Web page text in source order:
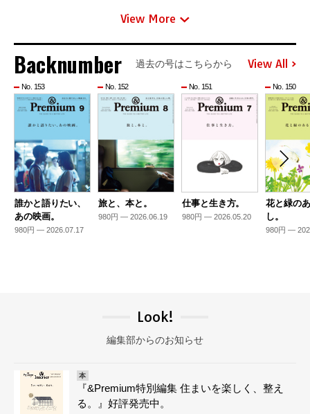
View More
Backnumber 過去の号はこちらから View All
No. 153
誰かと語りたい、
あの映画。
980円 — 2026.07.17
No. 152
旅と、本と。
980円 — 2026.06.19
No. 151
仕事と生き方。
980円 — 2026.05.20
No. 150
花と緑の
し。
980円 —
Look!
編集部からのお知らせ
本
『&Premium特別編集 住まいを楽しく、整え
る。』好評発売中。